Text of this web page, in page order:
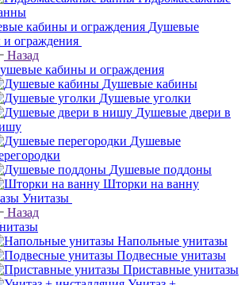
Душевые
ограждения
Назад
кабины и ограждения
Душевые кабины
Душевые уголки
Душевые двери в
Душевые
Душевые поддоны
Шторки на ванну
Унитазы
Назад
Напольные унитазы
Подвесные унитазы
Приставные унитазы